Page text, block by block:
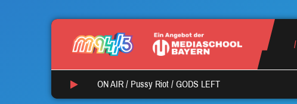
ON AIR / Pussy Riot / GODS LEFT